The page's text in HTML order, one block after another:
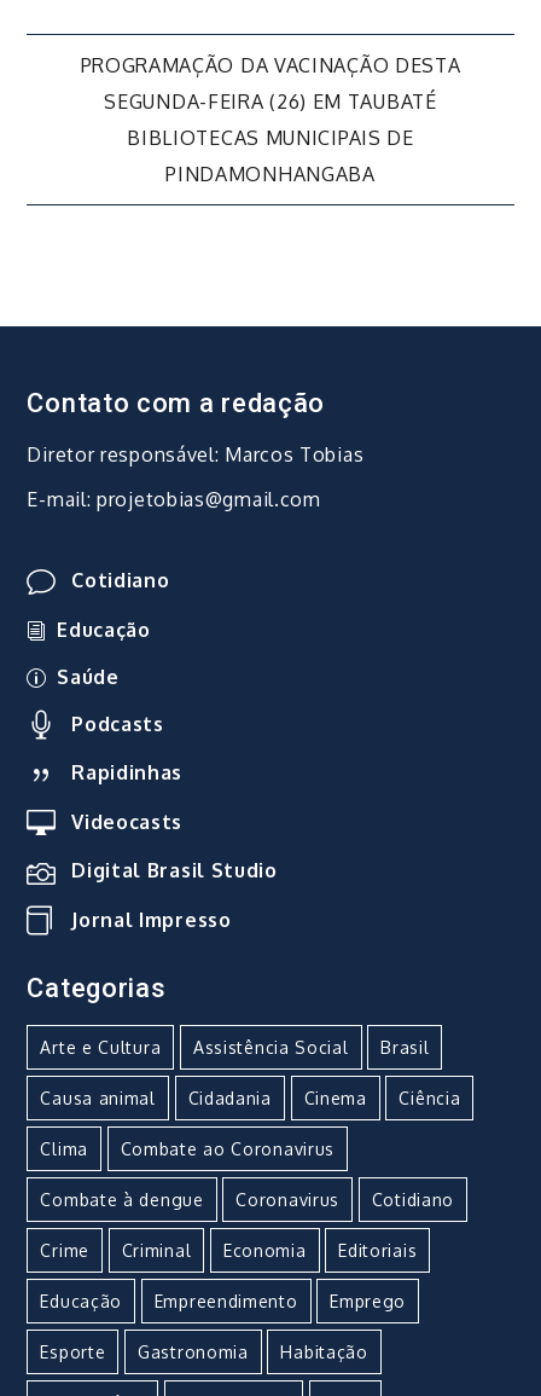
Navegação
Post
PROGRAMAÇÃO DA VACINAÇÃO DESTA
SEGUNDA-FEIRA (26) EM TAUBATÉ
BIBLIOTECAS MUNICIPAIS DE
PINDAMONHANGABA
Contato com a redação
Diretor responsável: Marcos Tobias
E-mail: projetobias@gmail.com
Cotidiano
Educação
Saúde
Podcasts
Rapidinhas
Videocasts
Digital Brasil Studio
Jornal Impresso
Categorias
Arte e Cultura Assistência Social Brasil
Causa animal Cidadania Cinema Ciência
Clima Combate ao Coronavirus
Combate à dengue Coronavirus Cotidiano
Crime Criminal Economia Editoriais
Educação Empreendimento Emprego
Esporte Gastronomia Habitação